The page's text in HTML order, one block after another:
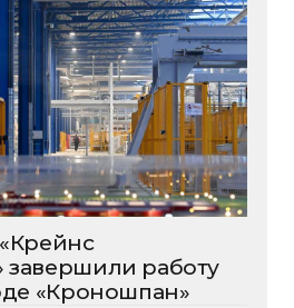
работу
«Кроношпан»